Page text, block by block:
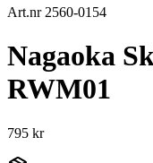
Art.nr 2560-0154
Nagaoka
RWM01
795 kr